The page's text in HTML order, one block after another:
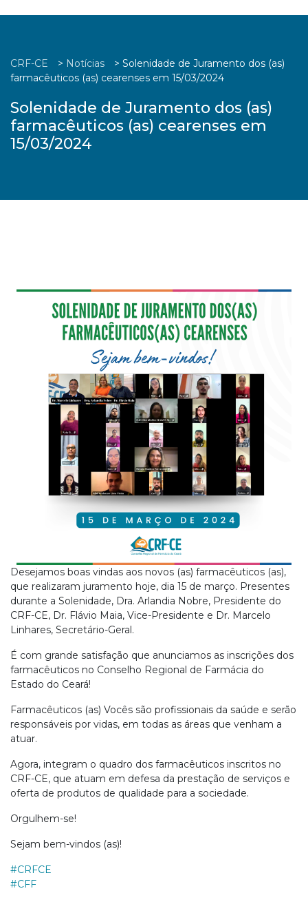
CRF-CE > Notícias > Solenidade de Juramento dos (as)
farmacêuticos (as) cearenses em 15/03/2024
Solenidade de Juramento dos (as)
farmacêuticos (as) cearenses em
15/03/2024
Desejamos boas vindas aos novos (as) farmacêuticos (as),
que realizaram juramento hoje, dia 15 de março. Presentes
durante a Solenidade, Dra. Arlandia Nobre, Presidente do
CRF-CE, Dr. Flávio Maia, Vice-Presidente e Dr. Marcelo
Linhares, Secretário-Geral.
É com grande satisfação que anunciamos as inscrições dos
farmacêuticos no Conselho Regional de Farmácia do
Estado do Ceará!
Farmacêuticos (as) Vocês são profissionais da saúde e serão
responsáveis por vidas, em todas as áreas que venham a
atuar.
Agora, integram o quadro dos farmacêuticos inscritos no
CRF-CE, que atuam em defesa da prestação de serviços e
oferta de produtos de qualidade para a sociedade.
Orgulhem-se!
Sejam bem-vindos (as)!
#CRFCE
#CFF